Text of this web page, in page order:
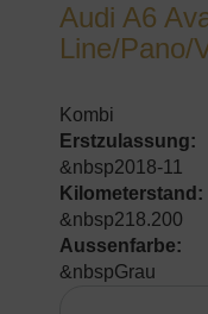
Audi A6
Line/Pano/
Kombi
Erstzulassung:
&nbsp2018-11
Kilometerstand:
&nbsp218.200
Aussenfarbe:
&nbspGrau